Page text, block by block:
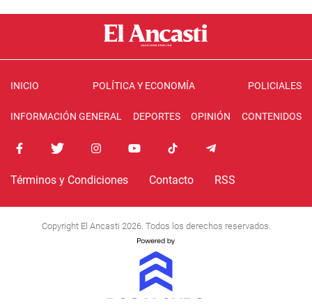
INICIO POLÍTICA Y ECONOMÍA POLICIALES
INFORMACIÓN GENERAL DEPORTES OPINIÓN CONTENIDOS
Términos y Condiciones Contacto RSS
Copyright El Ancasti 2026. Todos los derechos reservados.